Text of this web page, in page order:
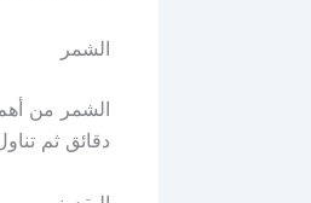
الشمر
الشمر من
دقائق ثم تناول